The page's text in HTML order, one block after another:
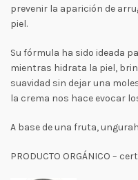
prevenir la aparición de
piel.
Su fórmula ha sido ideada
mientras hidrata la piel,
suavidad sin dejar una
la crema nos hace evocar
A base de una fruta,
PRODUCTO ORGÁNICO –